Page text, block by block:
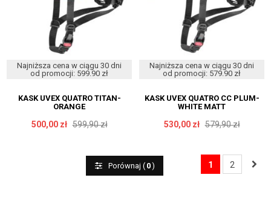
Najniższa cena w ciągu 30 dni
od promocji: 599.90 zł
KASK UVEX QUATRO TITAN-
ORANGE
500,00 zł 599,90 zł
Najniższa cena w ciągu 30 dni
od promocji: 579.90 zł
KASK UVEX QUATRO CC PLUM-
WHITE MATT
530,00 zł 579,90 zł
Porównaj ( 0) 1 2